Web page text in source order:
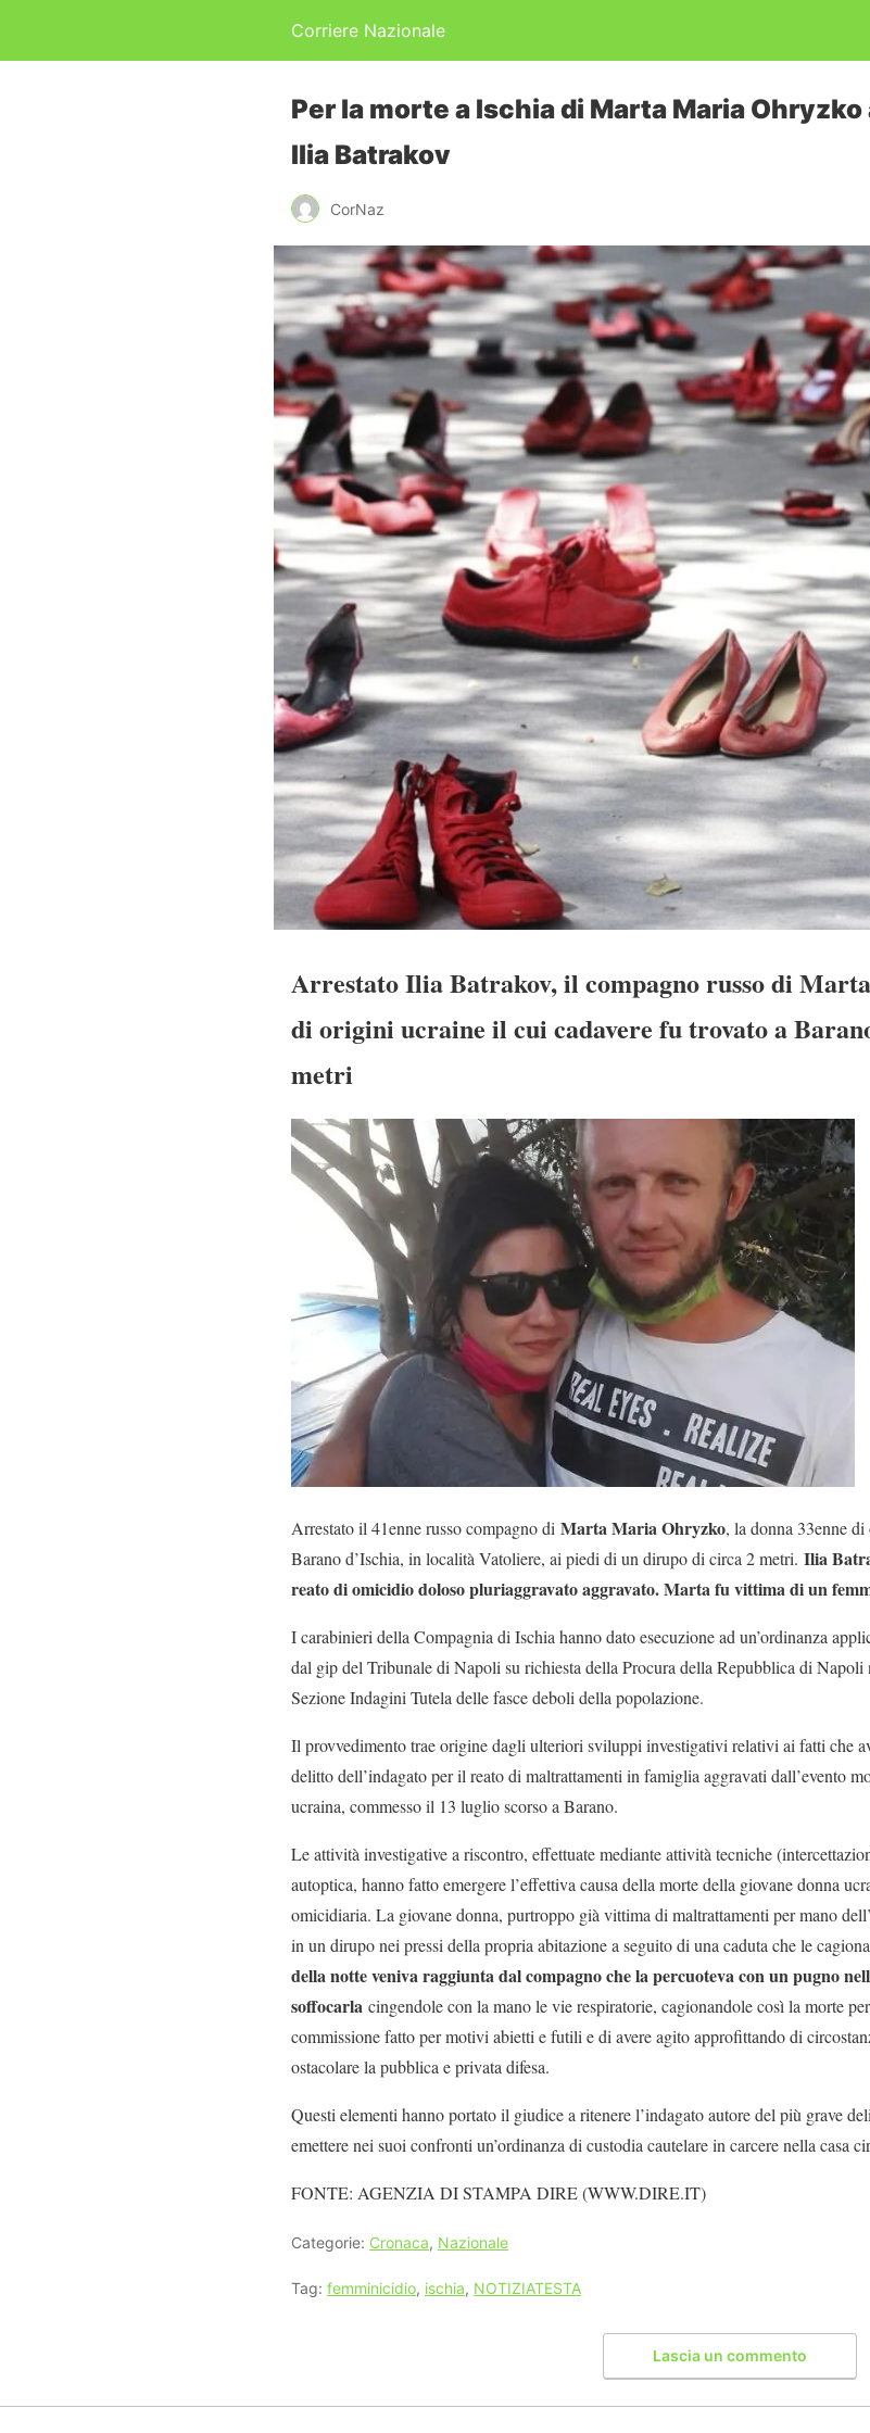
Corriere Nazionale
Per la morte a Ischia di Marta Maria
Ilia Batrakov
CorNaz
Arrestato Ilia Batrakov, il compagno russo di
di origini ucraine il cui cadavere fu trovato a
metri
Arrestato il 41enne russo compagno di Marta Maria Ohryzko, la donna 33enne
Barano d’Ischia, in località Vatoliere, ai piedi di un dirupo di circa 2 metri. Ilia
reato di omicidio doloso pluriaggravato aggravato. Marta fu vittima di un
I carabinieri della Compagnia di Ischia hanno dato esecuzione ad un’ordinanza
dal gip del Tribunale di Napoli su richiesta della Procura della Repubblica di
Sezione Indagini Tutela delle fasce deboli della popolazione.
Il provvedimento trae origine dagli ulteriori sviluppi investigativi relativi ai fatti che
delitto dell’indagato per il reato di maltrattamenti in famiglia aggravati dall’evento
ucraina, commesso il 13 luglio scorso a Barano.
Le attività investigative a riscontro, effettuate mediante attività tecniche
autoptica, hanno fatto emergere l’effettiva causa della morte della giovane donna
omicidiaria. La giovane donna, purtroppo già vittima di maltrattamenti per mano
in un dirupo nei pressi della propria abitazione a seguito di una caduta che le
della notte veniva raggiunta dal compagno che la percuoteva con un pugno
soffocarla cingendole con la mano le vie respiratorie, cagionandole così la morte
commissione fatto per motivi abietti e futili e di avere agito approfittando di
ostacolare la pubblica e privata difesa.
Questi elementi hanno portato il giudice a ritenere l’indagato autore del più grave
emettere nei suoi confronti un’ordinanza di custodia cautelare in carcere nella casa
FONTE: AGENZIA DI STAMPA DIRE (WWW.DIRE.IT)
Categorie: Cronaca, Nazionale
Tag: femminicidio, ischia, NOTIZIATESTA
Lascia un commento